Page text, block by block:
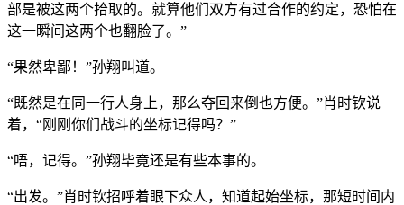
部是被这两个拾取的。就算他们双方有过合作的约定，恐怕在
这一瞬间这两个也翻脸了。”
“果然卑鄙！”孙翔叫道。
“既然是在同一行人身上，那么夺回来倒也方便。”肖时钦说
着，“刚刚你们战斗的坐标记得吗？”
“唔，记得。”孙翔毕竟还是有些本事的。
“出发。”肖时钦招呼着眼下众人，知道起始坐标，那短时间内